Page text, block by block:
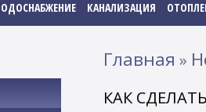
КАНАЛИЗАЦИЯ
Главная »
КАК